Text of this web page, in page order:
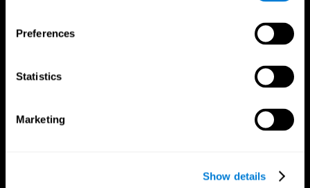
Preferences
Statistics
Marketing
Show details